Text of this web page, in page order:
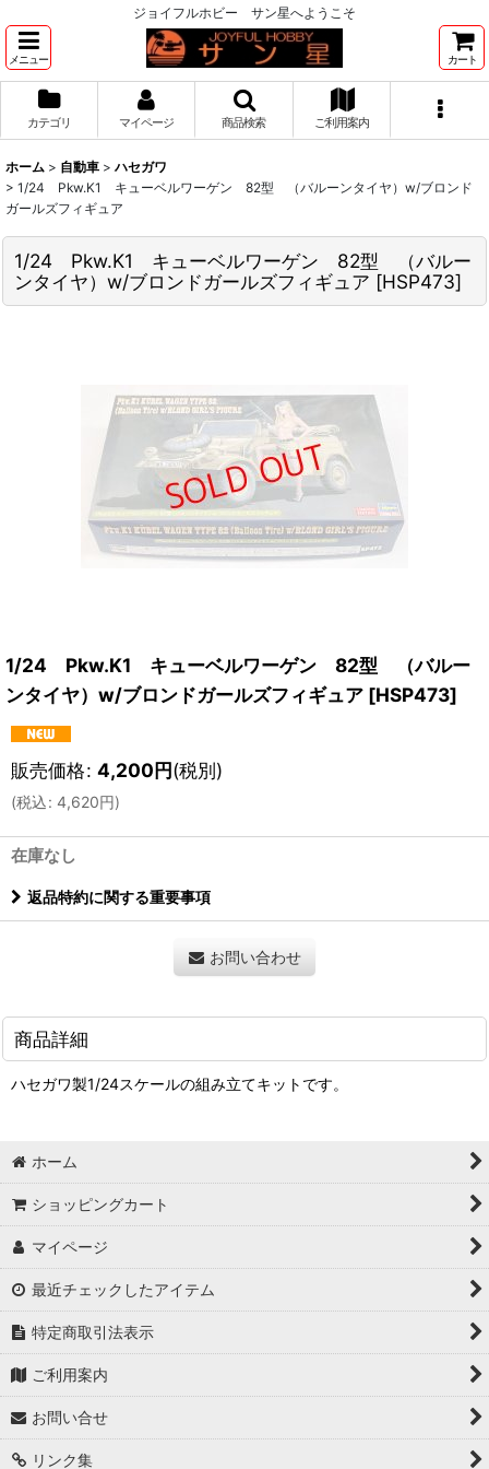
ジョイフルホビー サン星へようこそ
メニュー カート
カテゴリ マイページ 商品検索 ご利用案内
ホーム > 自動車 > ハセガワ
> 1/24 Pkw.K1 キューベルワーゲン 82型 （バルーンタイヤ）w/ブロンド
ガールズフィギュア
1/24 Pkw.K1 キューベルワーゲン 82型 （バルー
ンタイヤ）w/ブロンドガールズフィギュア [HSP473]
1/24 Pkw.K1 キューベルワーゲン 82型 （バルー
ンタイヤ）w/ブロンドガールズフィギュア [HSP473]
販売価格: 4,200円(税別)
(税込: 4,620円)
在庫なし
返品特約に関する重要事項
お問い合わせ
商品詳細
ハセガワ製1/24スケールの組み立てキットです。
ホーム
ショッピングカート
マイページ
最近チェックしたアイテム
特定商取引法表示
ご利用案内
お問い合せ
リンク集